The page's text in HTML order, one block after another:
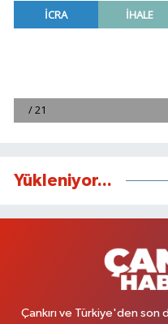
Yükleniyor...
Çankırı ve Türkiye'den